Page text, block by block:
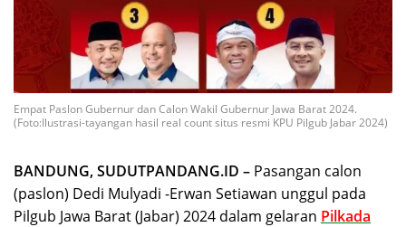
Empat Paslon Gubernur dan Calon Wakil Gubernur Jawa Barat 2024.
(Foto:Ilustrasi-tayangan hasil real count situs resmi KPU Pilgub Jabar 2024)
BANDUNG, SUDUTPANDANG.ID – Pasangan calon
(paslon) Dedi Mulyadi -Erwan Setiawan unggul pada
Pilgub Jawa Barat (Jabar) 2024 dalam gelaran Pilkada